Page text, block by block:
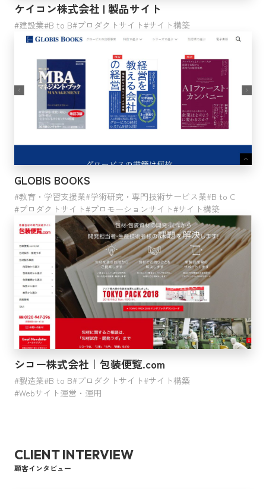
電気・ガス・熱供給・水道業
B to B
B to C
ジャンル
コーポレートサイト
プロダクトサイト
ブランドサイト
イントラサイト
ソリューションサイト
リクルートサイト
会員サイト
プロモーションサイト
コンテンツ
カタログ
LP
動画
その他
利用サービス
Webコンサルティング
戦略的SEOコンサルティング
ケイコン株式会社 | 製品サイト
建設業 B to B プロダクトサイト サイト構築
GLOBIS BOOKS
教育・学習支援業 学術研究・専門技術サービス業 B to C
プロダクトサイト
プロモーションサイト サイト構築
シコー株式会社｜包装便覧.com
製造業 B to B プロダクトサイト サイト構築
Webサイト運営・運用
CLIENT INTERVIEW
顧客インタビュー